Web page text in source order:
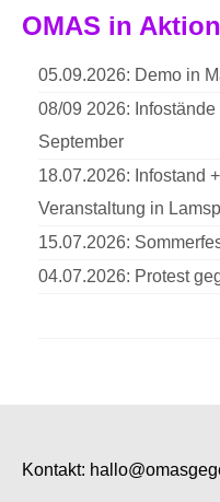
OMAS in Aktion
05.09.2026: Demo in
08/09 2026:
September
18.07.2026: Infostand
Veranstaltung in
15.07.2026:
04.07.2026: Protest
Kontakt: